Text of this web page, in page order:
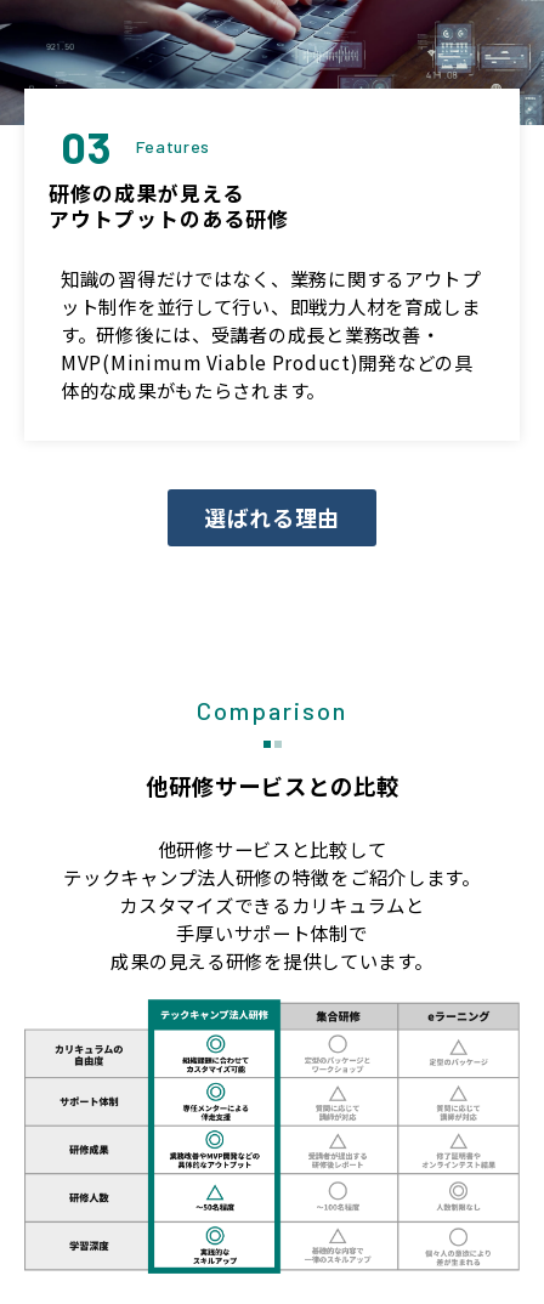
03 Features
研修の成果が見える
アウトプットのある研修
知識の習得だけではなく、業務に関するアウトプ
ット制作を並行して行い、即戦力人材を育成しま
す。研修後には、受講者の成長と業務改善・
MVP(Minimum Viable Product)開発などの具
体的な成果がもたらされます。
選ばれる理由
Comparison
他研修サービスとの比較
他研修サービスと比較して
テックキャンプ法人研修の特徴をご紹介します。
カスタマイズできるカリキュラムと
手厚いサポート体制で
成果の見える研修を提供しています。